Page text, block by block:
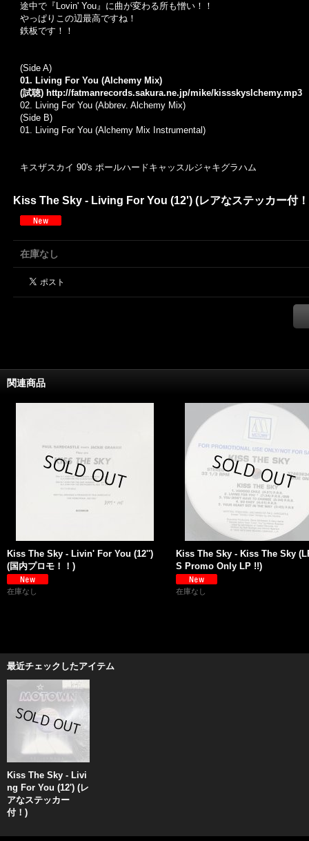
途中で『 Lovin' You』に曲が変わる所も憎い！！
やっぱりこの辺最高ですね！
鉄板です！！
(Side A)
01. Living For You (Alchemy Mix)
(試聴) http://fatmanrecords.sakura.ne.jp/mike/kissskyslchemy.mp3
02. Living For You (Abbrev. Alchemy Mix)
(Side B)
01. Living For You (Alchemy Mix Instrumental)
キスザスカイ 90's ポールハードキャッスルジャキグラハム
Kiss The Sky - Living For You (12') (レアなステッカー付
在庫なし
関連商品
Kiss The Sky - Livin' For You (12'')
(国内プロモ！！)
在庫なし
Kiss The Sky - Kiss The Sky
S Promo Only LP !!)
在庫なし
最近チェックしたアイテム
Kiss The Sky - Livi
ng For You (12') (レ
アなステッカー
付！)